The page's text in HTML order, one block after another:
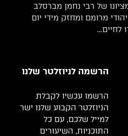
של רבי נחמן מברסלב
מרומם ומחזק מידי יום
לחיים…
הרשמה לניוזלטר שלנו
הרשמו עכשיו לקבלת
הניוזלטר הקבוע שלנו ישר
למייל שלכם, עם כל
התוכניות, השיעורים